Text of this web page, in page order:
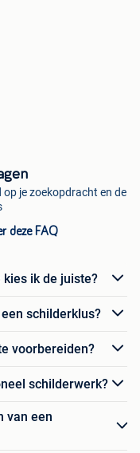
je zoekopdracht en de
deze FAQ
ik de juiste?
schilderklus?
voorbereiden?
schilderwerk?
van een